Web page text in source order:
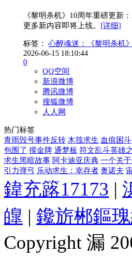
《黎明杀机》10周年重磅更新
更多新内容即将上线。 [详细]
标签： 心醉魂迷：《黎明杀机
2026-06-15 18:10:44
0
QQ空间
新浪微博
腾讯微博
搜狐微博
人人网
热门标签
青雨毁号事件反转 木筏求生 血痕困斗
包围了 摸金牌 通梦板 符文乱斗英雄
求生黑暗故事 阿卡迪亚庆典 一个关
引力弹弓 乐动求生：幸存者 奥诺夫
鍏充簬17173 |
皥 | 鑱旂郴鏂
Copyright 漏